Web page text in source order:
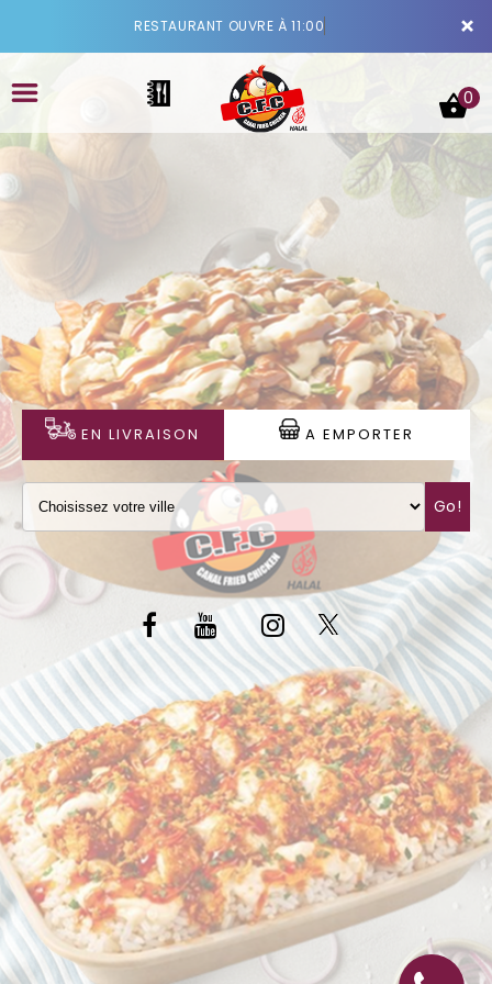
×
RESTAURANT OUVRE À 11:00
LA CARTE
VOTRE COMPTE
NOTRE RESTAURANT
VOS AVIS
MENTIONS LÉGALES
C.G.V
0
EN LIVRAISON A EMPORTER
Go!